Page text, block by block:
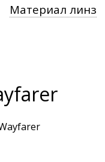
Материал линз